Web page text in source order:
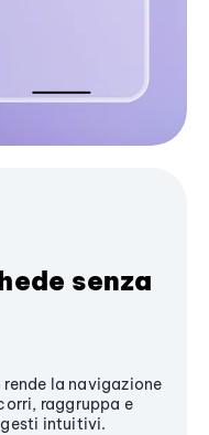
senza
la navigazione
raggruppa e
intuitivi.